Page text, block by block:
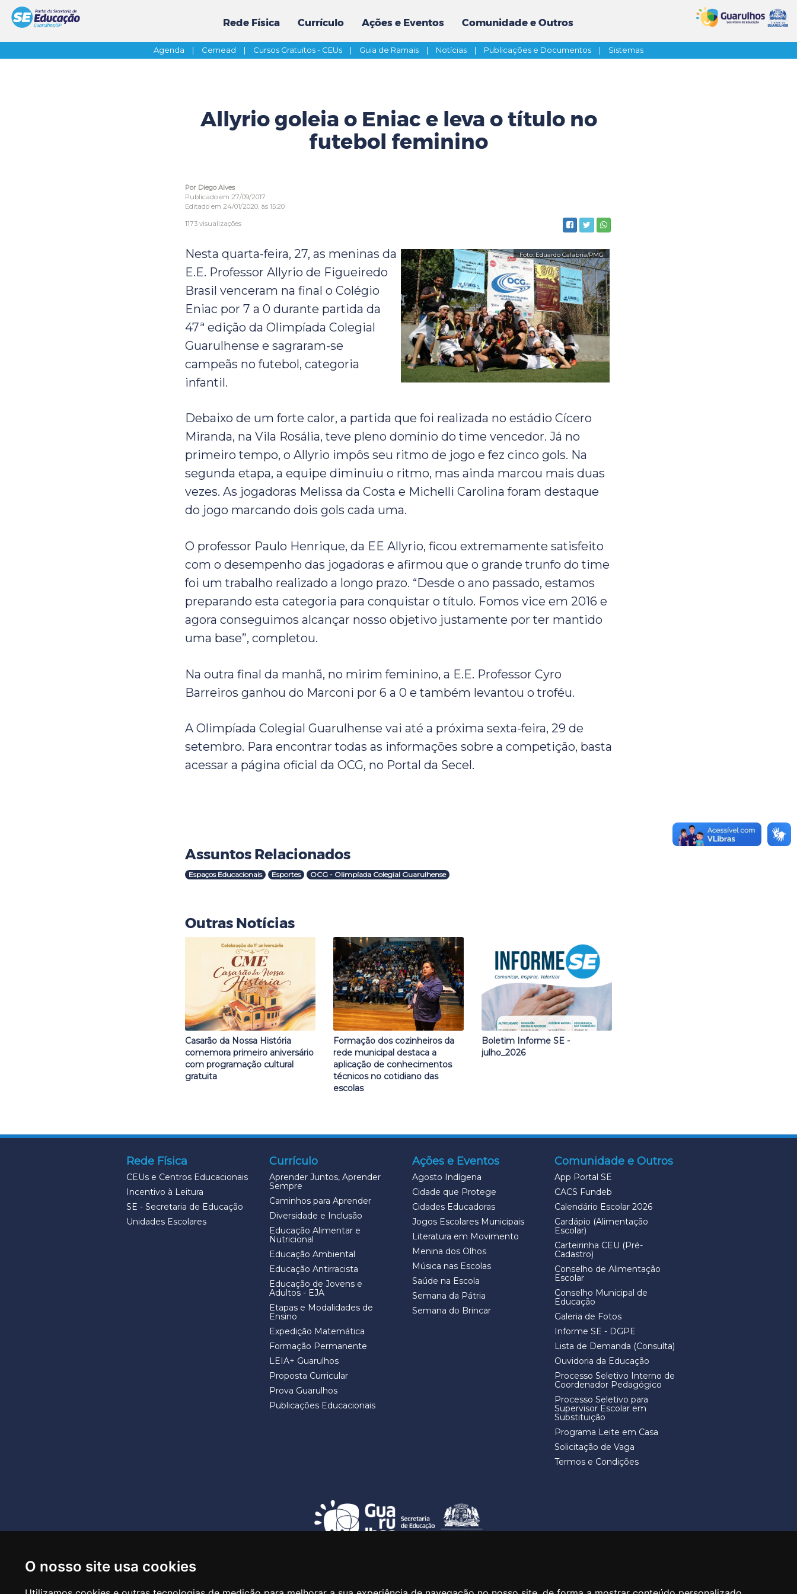
O nosso site usa cookies
Rede Física Currículo Ações e Eventos Comunidade e Outros
Agenda | Cemead | Cursos Gratuitos - CEUs | Guia de Ramais | Notícias | Publicações e Documentos | Sistemas
Allyrio goleia o Eniac e leva o título no
futebol feminino
Por Diego Alves
Publicado em 27/09/2017
Editado em 24/01/2020, às 15:20
1173 visualizações
Nesta quarta-feira, 27, as meninas da
E.E. Professor Allyrio de Figueiredo
Brasil venceram na final o Colégio
Eniac por 7 a 0 durante partida da
47ª edição da Olimpíada Colegial
Guarulhense e sagraram-se
campeãs no futebol, categoria
infantil.
Debaixo de um forte calor, a partida que foi realizada no estádio Cícero
Miranda, na Vila Rosália, teve pleno domínio do time vencedor. Já no
primeiro tempo, o Allyrio impôs seu ritmo de jogo e fez cinco gols. Na
segunda etapa, a equipe diminuiu o ritmo, mas ainda marcou mais duas
vezes. As jogadoras Melissa da Costa e Michelli Carolina foram destaque
do jogo marcando dois gols cada uma.
O professor Paulo Henrique, da EE Allyrio, ficou extremamente satisfeito
com o desempenho das jogadoras e afirmou que o grande trunfo do time
foi um trabalho realizado a longo prazo. “Desde o ano passado, estamos
preparando esta categoria para conquistar o título. Fomos vice em 2016 e
agora conseguimos alcançar nosso objetivo justamente por ter mantido
uma base”, completou.
Na outra final da manhã, no mirim feminino, a E.E. Professor Cyro
Barreiros ganhou do Marconi por 6 a 0 e também levantou o troféu.
A Olimpíada Colegial Guarulhense vai até a próxima sexta-feira, 29 de
setembro. Para encontrar todas as informações sobre a competição, basta
acessar a página oficial da OCG, no Portal da Secel.
Assuntos Relacionados
Espaços Educacionais Esportes OCG - Olimpíada Colegial Guarulhense
Outras Notícias
Casarão da Nossa História
comemora primeiro aniversário
com programação cultural
gratuita
Formação dos cozinheiros da
rede municipal destaca a
aplicação de conhecimentos
técnicos no cotidiano das
escolas
Boletim Informe SE -
julho_2026
Rede Física
CEUs e Centros Educacionais
Incentivo à Leitura
SE - Secretaria de Educação
Unidades Escolares
Currículo
Aprender Juntos, Aprender
Sempre
Caminhos para Aprender
Diversidade e Inclusão
Educação Alimentar e
Nutricional
Educação Ambiental
Educação Antirracista
Educação de Jovens e
Adultos - EJA
Etapas e Modalidades de
Ensino
Expedição Matemática
Formação Permanente
LEIA+ Guarulhos
Proposta Curricular
Prova Guarulhos
Publicações Educacionais
Ações e Eventos
Agosto Indígena
Cidade que Protege
Cidades Educadoras
Jogos Escolares Municipais
Literatura em Movimento
Menina dos Olhos
Música nas Escolas
Saúde na Escola
Semana da Pátria
Semana do Brincar
Comunidade e Outros
App Portal SE
CACS Fundeb
Calendário Escolar 2026
Cardápio (Alimentação
Escolar)
Carteirinha CEU (Pré-
Cadastro)
Conselho de Alimentação
Escolar
Conselho Municipal de
Educação
Galeria de Fotos
Informe SE - DGPE
Lista de Demanda (Consulta)
Ouvidoria da Educação
Processo Seletivo Interno de
Coordenador Pedagógico
Processo Seletivo para
Supervisor Escolar em
Substituição
Programa Leite em Casa
Solicitação de Vaga
Termos e Condições
Rua Claudino Barbosa, 313 - Macedo - Guarulhos/SP CEP 07113-040